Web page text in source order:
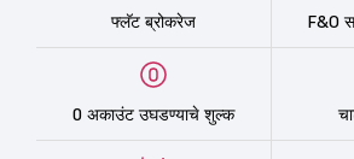
फ्लॅट ब्रोकरेज F&O
0 अकाउंट उघडण्याचे शुल्क